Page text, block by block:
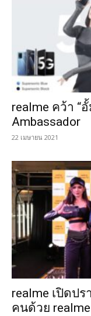
realme คว้า “
Ambassador
22 เมษายน 2021
realme เปิดป
คนด้วย